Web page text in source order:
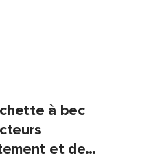
à bec
et de